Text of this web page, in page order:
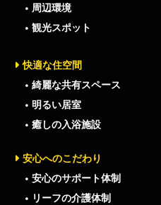
周辺環境
観光スポット
快適な住空間
綺麗な共有スペース
明るい居室
癒しの入浴施設
安心へのこだわり
安心のサポート体制
リーフの介護体制